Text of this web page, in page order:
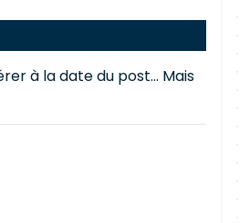
à la date du post... Mais